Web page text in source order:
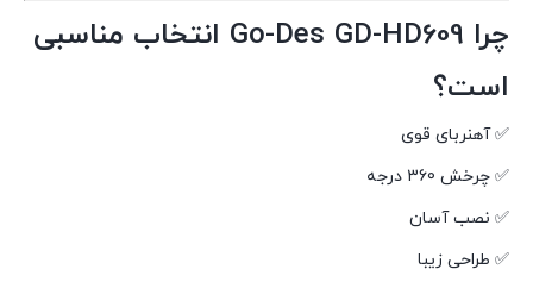
چرا Go-Des GD-HD609 انتخاب مناسبی
است؟
✅ آهنربای قوی
✅ چرخش 360 درجه
✅ نصب آسان
✅ طراحی زیبا